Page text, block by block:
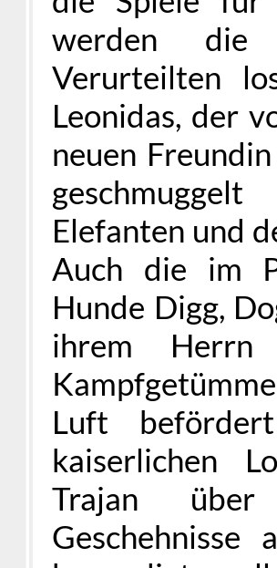
werden
Verurteilten
Leonidas, der
neuen
Elefanten und
Auch die im
Hunde Digg,
ihrem
Luft
kaiserlichen
Trajan über
Geschehnisse